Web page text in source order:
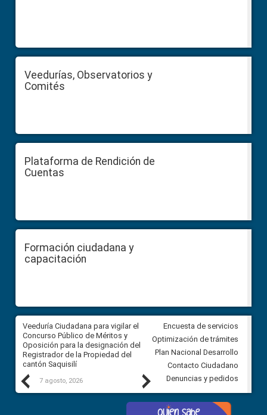
Veedurías, Observatorios y
Comités
Plataforma de Rendición de
Cuentas
Formación ciudadana y
capacitación
Previous
Veeduría Ciudadana para vigilar el
Concurso Público de Méritos y
Oposición para la designación del
Registrador de la Propiedad del
cantón Saquisilí
7 agosto, 2026
Veeduría Ciudadana para
construcción del asfaltado de
Ballenita del cantón Santa
7 agosto, 2026
Next
Encuesta de servicios
Optimización de trámites
Plan Nacional Desarrollo
Contacto Ciudadano
Denuncias y pedidos